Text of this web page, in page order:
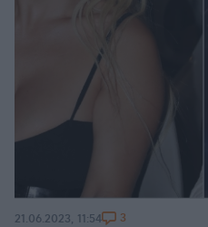
21.06.2023, 11:54 3